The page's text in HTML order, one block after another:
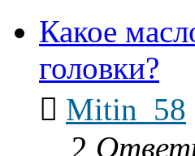
Какое
головки?
Mitin_58
2